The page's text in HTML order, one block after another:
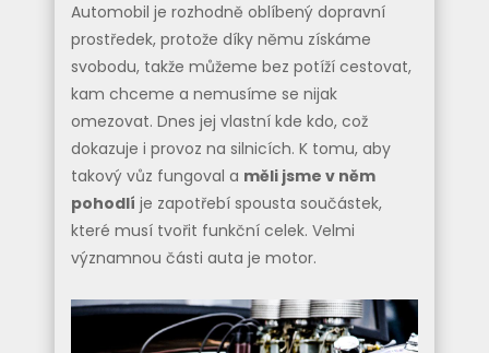
Automobil je rozhodně oblíbený dopravní
prostředek, protože díky němu získáme
svobodu, takže můžeme bez potíží cestovat,
kam chceme a nemusíme se nijak
omezovat. Dnes jej vlastní kde kdo, což
dokazuje i provoz na silnicích. K tomu, aby
takový vůz fungoval a měli jsme v něm
pohodlí je zapotřebí spousta součástek,
které musí tvořit funkční celek. Velmi
významnou části auta je motor.